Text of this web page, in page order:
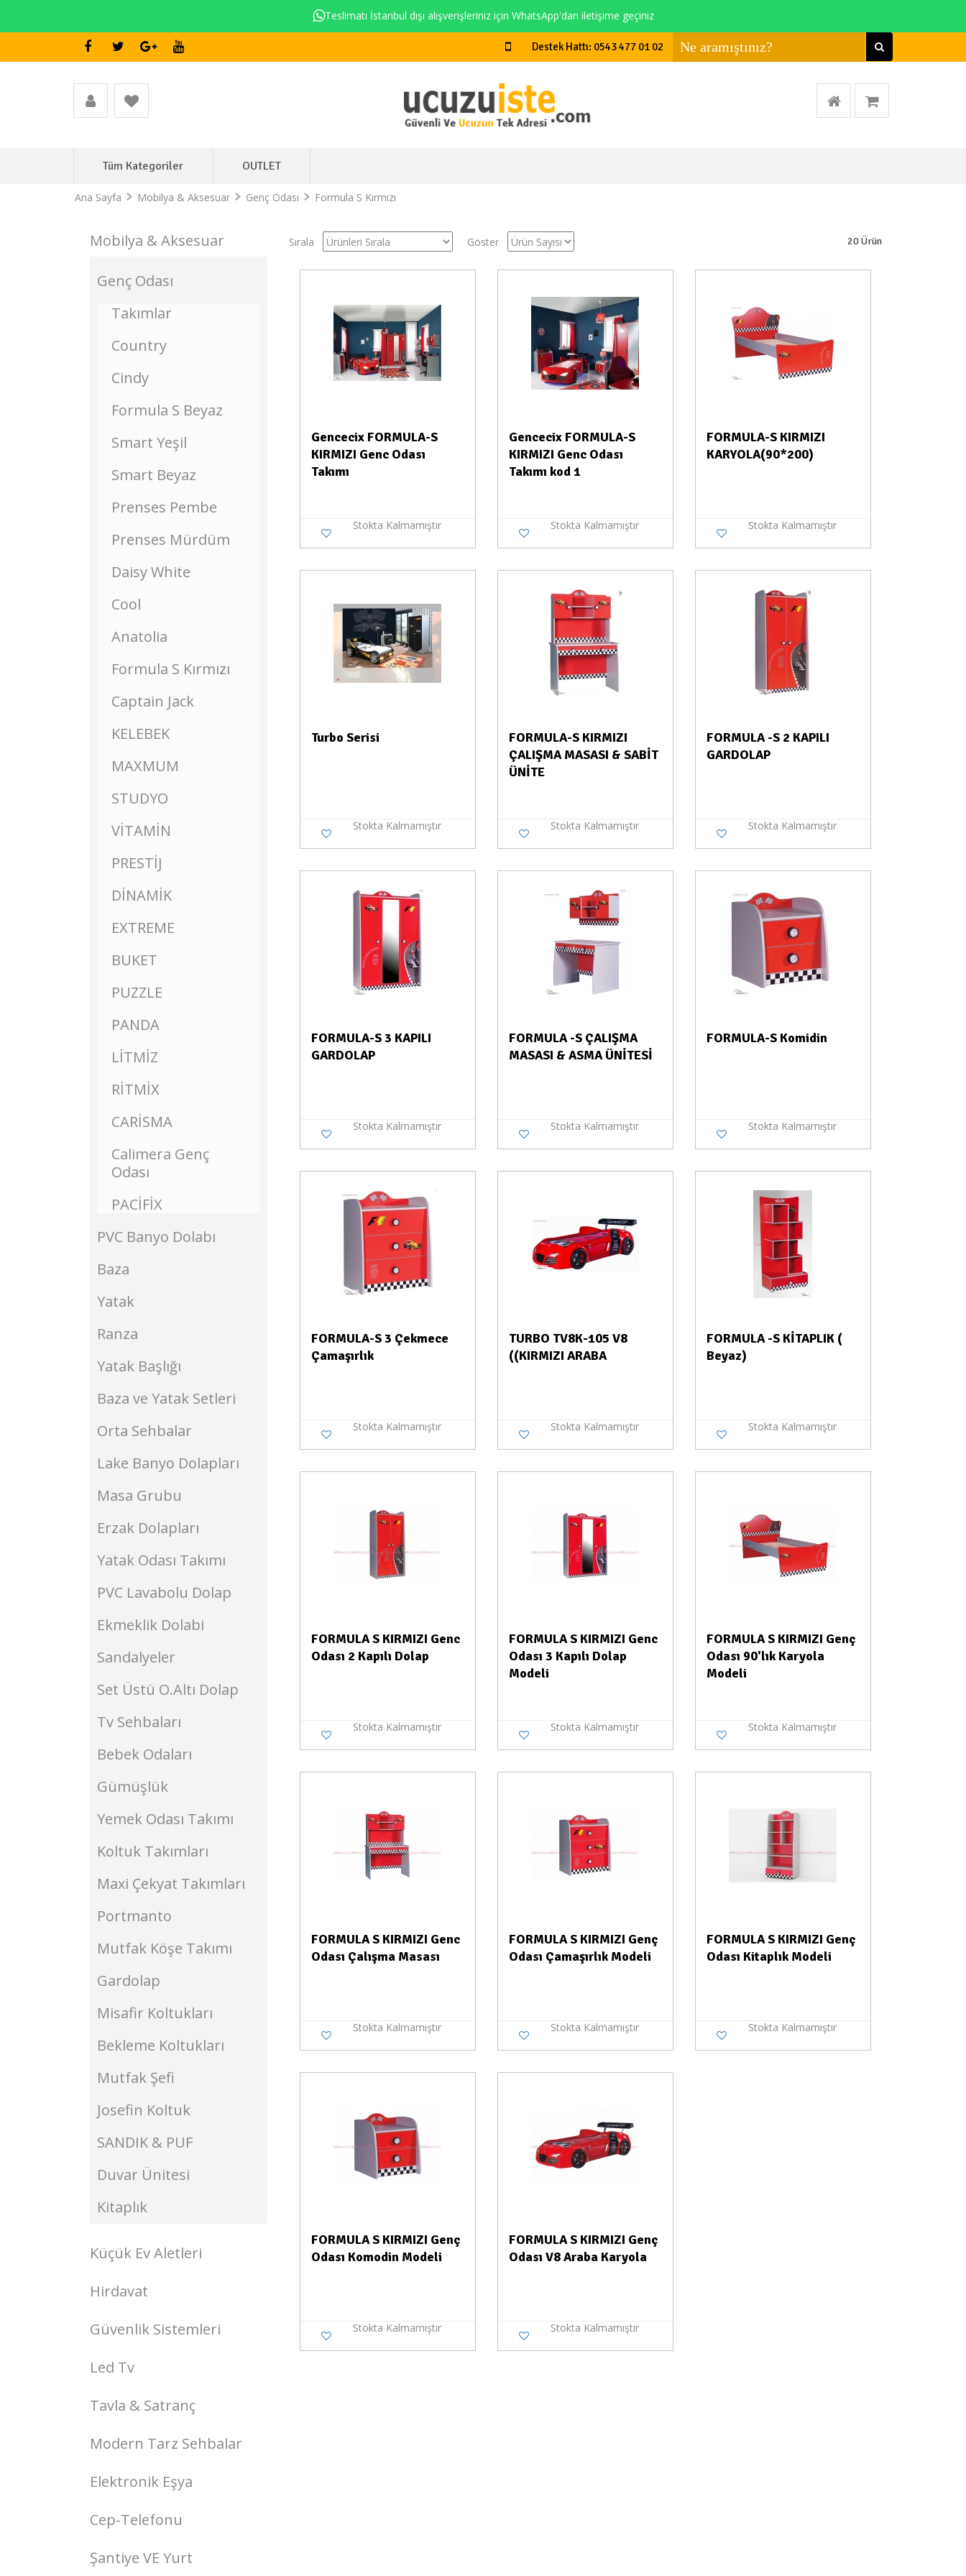
Teslimatı İstanbul dışı alışverişleriniz için WhatsApp'dan iletişime geçiniz
Destek Hattı: 0543 477 01 02
Tüm Kategoriler OUTLET
Ana Sayfa Mobilya & Aksesuar Genç Odası Formula S Kırmızı
Mobilya & Aksesuar
Genç Odası
Takımlar
Country
Cindy
Formula S Beyaz
Smart Yeşil
Smart Beyaz
Prenses Pembe
Prenses Mürdüm
Daisy White
Cool
Anatolia
Formula S Kırmızı
Captain Jack
KELEBEK
MAXMUM
STUDYO
VİTAMİN
PRESTİJ
DİNAMİK
EXTREME
BUKET
PUZZLE
PANDA
LİTMİZ
RİTMİX
CARİSMA
Calimera Genç
Odası
PACİFİX
PVC Banyo Dolabı
Baza
Yatak
Ranza
Yatak Başlığı
Baza ve Yatak Setleri
Orta Sehbalar
Lake Banyo Dolapları
Masa Grubu
Erzak Dolapları
Yatak Odası Takımı
PVC Lavabolu Dolap
Ekmeklik Dolabi
Sandalyeler
Set Üstü O.Altı Dolap
Tv Sehbaları
Bebek Odaları
Gümüşlük
Yemek Odası Takımı
Koltuk Takımları
Maxi Çekyat Takımları
Portmanto
Mutfak Köşe Takımı
Gardolap
Misafir Koltukları
Bekleme Koltukları
Mutfak Şefi
Josefin Koltuk
SANDIK & PUF
Duvar Ünitesi
Kitaplık
Küçük Ev Aletleri
Hirdavat
Güvenlik Sistemleri
Led Tv
Tavla & Satranç
Modern Tarz Sehbalar
Elektronik Eşya
Cep-Telefonu
Şantiye VE Yurt
Sırala Göster 20Ürün
Gencecix FORMULA-S
KIRMIZI Genc Odası
Takımı
Stokta Kalmamıştır
Gencecix FORMULA-S
KIRMIZI Genc Odası
Takımı kod 1
Stokta Kalmamıştır
FORMULA-S KIRMIZI
KARYOLA(90*200)
Stokta Kalmamıştır
Turbo Serisi
Stokta Kalmamıştır
FORMULA-S KIRMIZI
ÇALIŞMA MASASI & SABİT
ÜNİTE
Stokta Kalmamıştır
FORMULA -S 2 KAPILI
GARDOLAP
Stokta Kalmamıştır
FORMULA-S 3 KAPILI
GARDOLAP
Stokta Kalmamıştır
FORMULA -S ÇALIŞMA
MASASI & ASMA ÜNİTESİ
Stokta Kalmamıştır
Stokta Yok
FORMULA-S Komidin
Stokta Kalmamıştır
FORMULA-S 3 Çekmece
Çamaşırlık
Stokta Kalmamıştır
Stokta Yok
TURBO TV8K-105 V8
((KIRMIZI ARABA
Stokta Kalmamıştır
FORMULA -S KİTAPLIK (
Beyaz)
Stokta Kalmamıştır
FORMULA S KIRMIZI Genc
Odası 2 Kapılı Dolap
Stokta Kalmamıştır
FORMULA S KIRMIZI Genc
Odası 3 Kapılı Dolap
Modeli
Stokta Kalmamıştır
FORMULA S KIRMIZI Genç
Odası 90'lık Karyola
Modeli
Stokta Kalmamıştır
FORMULA S KIRMIZI Genc
Odası Çalışma Masası
Stokta Kalmamıştır
FORMULA S KIRMIZI Genç
Odası Çamaşırlık Modeli
Stokta Kalmamıştır
FORMULA S KIRMIZI Genç
Odası Kitaplık Modeli
Stokta Kalmamıştır
FORMULA S KIRMIZI Genç
Odası Komodin Modeli
Stokta Kalmamıştır
FORMULA S KIRMIZI Genç
Odası V8 Araba Karyola
Stokta Kalmamıştır